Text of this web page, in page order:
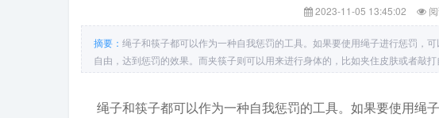
2023-11-05 13:45:02 阅
摘要： 绳子和筷子都可以作为一种自我惩罚的工具。如果要使用绳子进行惩罚，
自由，达到惩罚的效果。而夹筷子则可以用来进行身体的，比如夹住皮肤或者敲
绳子和筷子都可以作为一种自我惩罚的工具。如果要使用绳